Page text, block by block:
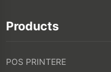
Products
POS PRINTERE